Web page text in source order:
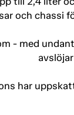
och chassi
- med
har